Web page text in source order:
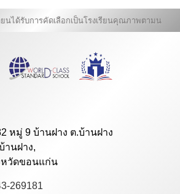
ด้รับการคัดเลือกเป็นโรงเรียนคุณภาพตามนโยบา
หมู่ 9 บ้านฝาง ต.บ้านฝาง
านฝาง,
หวัดขอนแก่น
269181